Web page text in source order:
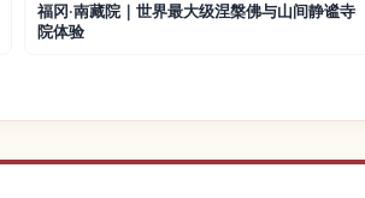
福冈·南藏院｜世界最大级涅槃佛与山间静谧寺
院体验